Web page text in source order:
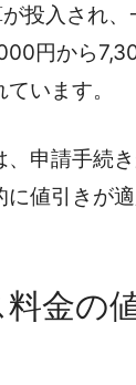
投入され、
円から
います。
、申請手続
に値引きが
金の